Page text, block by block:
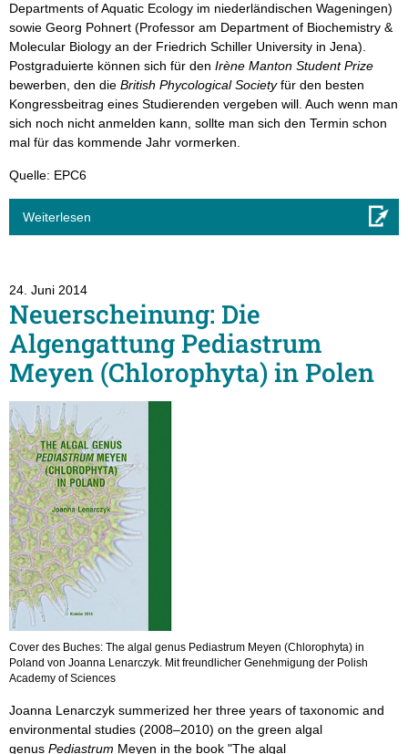
Departments of Aquatic Ecology im niederländischen Wageningen)
sowie Georg Pohnert (Professor am Department of Biochemistry &
Molecular Biology an der Friedrich Schiller University in Jena).
Postgraduierte können sich für den Irène Manton Student Prize
bewerben, den die British Phycological Societyfür den besten
Kongressbeitrag eines Studierenden vergeben will. Auch wenn man
sich noch nicht anmelden kann, sollte man sich den Termin schon
mal für das kommende Jahr vormerken.
Quelle: EPC6
Weiterlesen
24. Juni 2014
Neuerscheinung: Die
Algengattung Pediastrum
Meyen (Chlorophyta) in Polen
Cover des Buches: The algal genus Pediastrum Meyen (Chlorophyta) in
Poland von Joanna Lenarczyk. Mit freundlicher Genehmigung der Polish
Academy of Sciences
Joanna Lenarczyk summerized her three years of taxonomic and
environmental studies (2008–2010) on the green algal
genus Pediastrum Meyen in the book "The algal